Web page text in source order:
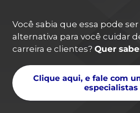
Você sabia que essa pode
alternativa para você cuidar
carreira e clientes? Quer
Clique aqui, e fale com
especialistas